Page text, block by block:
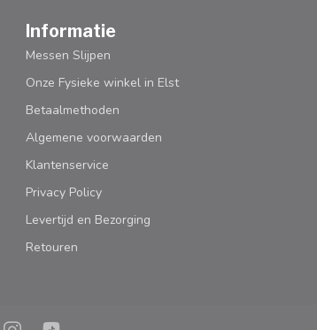
Informatie
Messen Slijpen
Onze Fysieke winkel in Elst
Betaalmethoden
Algemene voorwaarden
Klantenservice
Privacy Policy
Levertijd en Bezorging
Retouren